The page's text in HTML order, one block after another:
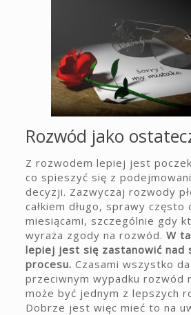
Rozwód jako
Z rozwodem lepiej jest
co spieszyć się z
decyzji. Zazwyczaj rozwody
całkiem długo, sprawy często
miesiącami, szczególnie gdy
wyraża zgody na rozwód. W
lepiej jest się zastanowić nad
procesu. Czasami wszystko
przeciwnym wypadku rozwód
może być jednym z lepszych
Dobrze jest więc mieć to na